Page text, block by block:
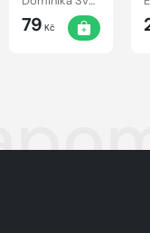
(vašich)
mužích
79 Kč